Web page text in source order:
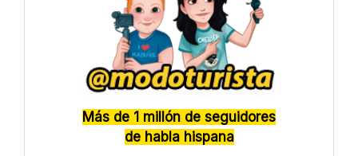
Más de 1 millón de seguidores
de habla hispana